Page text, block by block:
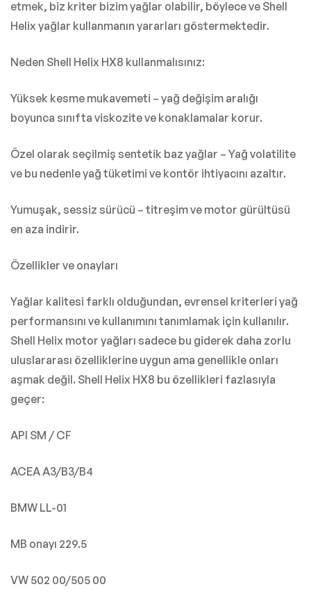
etmek, biz kriter bizim yağlar olabilir, böylece ve Shell
Helix yağlar kullanmanın yararları göstermektedir.
Neden Shell Helix HX8 kullanmalısınız:
Yüksek kesme mukavemeti – yağ değişim aralığı
boyunca sınıfta viskozite ve konaklamalar korur.
Özel olarak seçilmiş sentetik baz yağlar – Yağ volatilite
ve bu nedenle yağ tüketimi ve kontör ihtiyacını azaltır.
Yumuşak, sessiz sürücü – titreşim ve motor gürültüsü
en aza indirir.
Özellikler ve onayları
Yağlar kalitesi farklı olduğundan, evrensel kriterleri yağ
performansını ve kullanımını tanımlamak için kullanılır.
Shell Helix motor yağları sadece bu giderek daha zorlu
uluslararası özelliklerine uygun ama genellikle onları
aşmak değil. Shell Helix HX8 bu özellikleri fazlasıyla
geçer:
API SM / CF
ACEA A3/B3/B4
BMW LL-01
MB onayı 229.5
VW 502 00/505 00